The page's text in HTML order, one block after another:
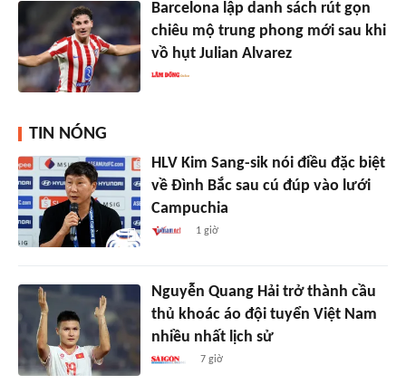
Barcelona lập danh sách rút gọn
chiêu mộ trung phong mới sau khi
vồ hụt Julian Alvarez
TIN NÓNG
HLV Kim Sang-sik nói điều đặc biệt
về Đình Bắc sau cú đúp vào lưới
Campuchia
1 giờ
Nguyễn Quang Hải trở thành cầu
thủ khoác áo đội tuyển Việt Nam
nhiều nhất lịch sử
7 giờ